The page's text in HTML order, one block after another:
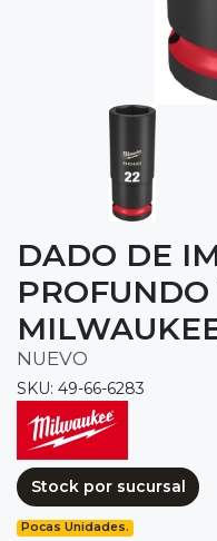
DADO DE
NUEVO
SKU: 49-66-6283
Stock por sucursal
Pocas Unidades.